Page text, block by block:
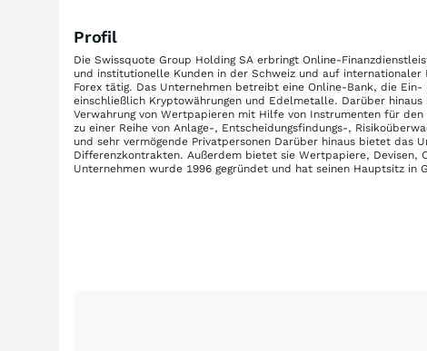
Profil
Die Swissquote Group Holding SA erbringt Online-
und institutionelle Kunden in der Schweiz und auf
Forex tätig. Das Unternehmen betreibt eine Online-Bank, die
einschließlich Kryptowährungen und Edelmetalle. Darüber
Verwahrung von Wertpapieren mit Hilfe von Instrumenten für
zu einer Reihe von Anlage-, Entscheidungsfindungs-,
und sehr vermögende Privatpersonen Darüber hinaus bietet das
Differenzkontrakten. Außerdem bietet sie Wertpapiere, Devisen,
Unternehmen wurde 1996 gegründet und hat seinen Hauptsitz in